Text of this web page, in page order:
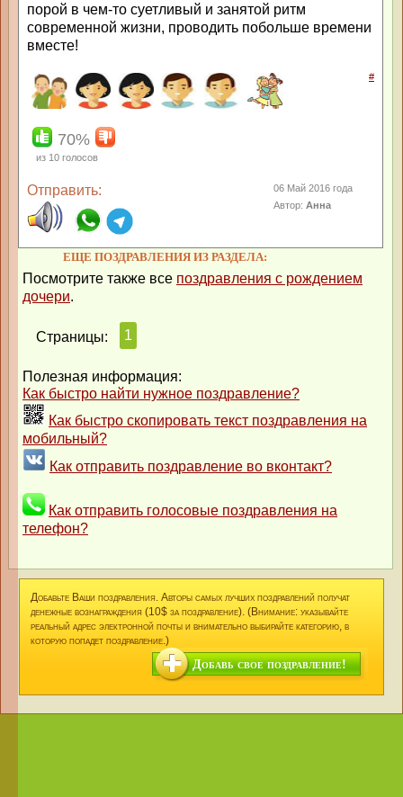
порой в чем-то суетливый и занятой ритм
современной жизни, проводить побольше времени
вместе!
#
70%
из 10 голосов
Отправить:
06 Май 2016 года
Автор:Анна
ЕЩЕ ПОЗДРАВЛЕНИЯ ИЗ РАЗДЕЛА:
Посмотрите также все поздравления с рождением
дочери.
Страницы: 1
Полезная информация:
Как быстро найти нужное поздравление?
Как быстро скопировать текст поздравления на
мобильный?
Как отправить поздравление во вконтакт?
Как отправить голосовые поздравления на
телефон?
Добавьте Ваши поздравления. Авторы самых лучших поздравлений получат
денежные вознаграждения (10$ за поздравление). (Внимание: указывайте
реальный адрес электронной почты и внимательно выбирайте категорию, в
которую попадет поздравление.)
Добавь свое поздравление!